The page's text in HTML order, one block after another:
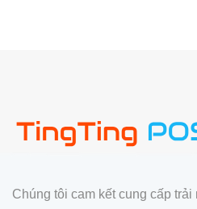
Chúng tôi cam kết cung cấp